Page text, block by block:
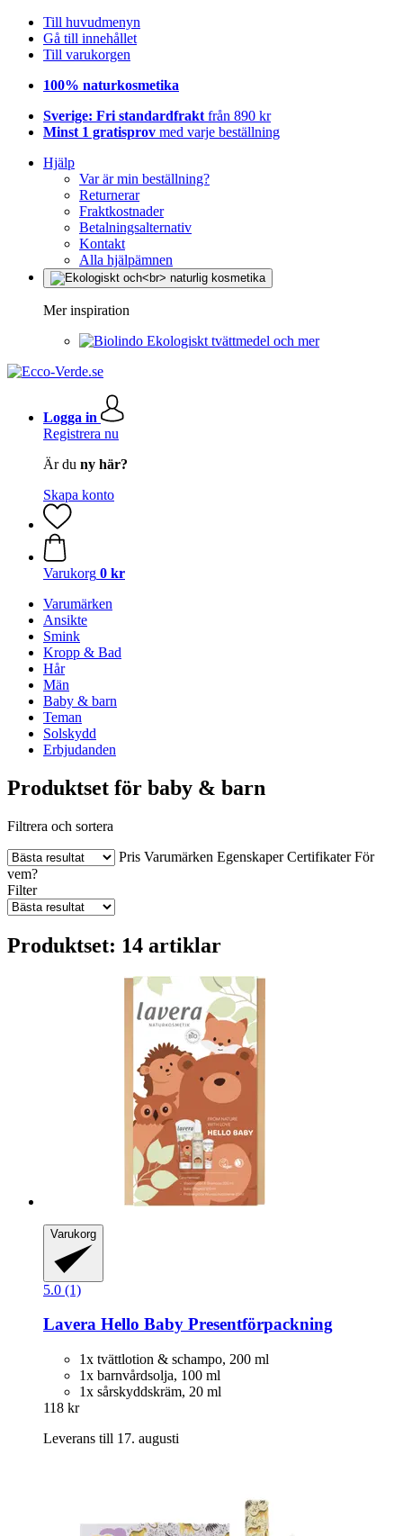
Till huvudmenyn
Gå till innehållet
Till varukorgen
100% naturkosmetika
Sverige: Fri standardfrakt från 890 kr
Minst 1 gratisprov med varje beställning
Hjälp
Var är min beställning?
Returnerar
Fraktkostnader
Betalningsalternativ
Kontakt
Alla hjälpämnen
Mer inspiration
Ekologiskt tvättmedel och mer
Logga in
Registrera nu
Är du ny här?
Skapa konto
Varukorg 0 kr
Varumärken
Ansikte
Smink
Kropp & Bad
Hår
Män
Baby & barn
Teman
Solskydd
Erbjudanden
Produktset för baby & barn
Filtrera och sortera
Pris Varumärken Egenskaper Certifikater För
vem?
Filter
Produktset: 14 artiklar
Varukorg
5.0 (1)
Lavera Hello Baby Presentförpackning
1x tvättlotion & schampo, 200 ml
1x barnvårdsolja, 100 ml
1x sårskyddskräm, 20 ml
118 kr
Leverans till 17. augusti